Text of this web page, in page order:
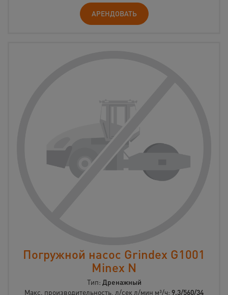
АРЕНДОВАТЬ
Погружной насос Grindex G1001
Minex N
Тип: Дренажный
Макс. производительность, л/сек л/мин м³/ч: 9,3/560/34